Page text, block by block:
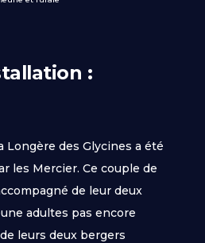
:
Longère des Glycines a été
les Mercier. Ce couple de
de leur deux
adultes pas encore
leurs deux bergers